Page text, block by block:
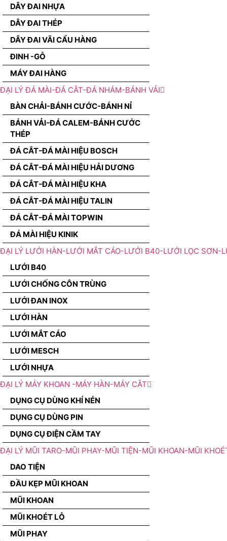
DÂY ĐAI NHỰA
DÂY ĐAI THÉP
DÂY ĐAI VÃI CẨU HÀNG
ĐINH -GỖ
MÁY ĐAI HÀNG
ĐẠI LÝ ĐÁ MÀI-ĐÁ CẮT-ĐÁ NHÁM-BÁNH VẢI
BÀN CHẢI-BÁNH CƯỚC-BÁNH NỈ
BÁNH VẢI-ĐÁ CALEM-BÁNH CƯỚC
THÉP
ĐÁ CẮT-ĐÁ MÀI HIỆU BOSCH
ĐÁ CẮT-ĐÁ MÀI HIỆU HẢI DƯƠNG
ĐÁ CẮT-ĐÁ MÀI HIỆU KHA
ĐÁ CẮT-ĐÁ MÀI HIỆU TALIN
ĐÁ CẮT-ĐÁ MÀI TOPWIN
ĐÁ MÀI HIỆU KINIK
ĐẠI LÝ LƯỚI HÀN-LƯỚI MẮT CÁO-LƯỚI B40-LƯỚI LỌC SƠN-
LƯỚI B40
LƯỚI CHỐNG CÔN TRÙNG
LƯỚI ĐAN INOX
LƯỚI HÀN
LƯỚI MẮT CÁO
LƯỚI MESCH
LƯỚI NHỰA
ĐẠI LÝ MÁY KHOAN -MÁY HÀN-MÁY CẮT
DỤNG CỤ DÙNG KHÍ NÉN
DỤNG CỤ DÙNG PIN
DỤNG CỤ ĐIỆN CẦM TAY
ĐẠI LÝ MŨI TARO-MŨI PHAY-MŨI TIỆN-MŨI KHOAN-MŨI
DAO TIỆN
ĐẦU KẸP MŨI KHOAN
MŨI KHOAN
MŨI KHOÉT LỖ
MŨI PHAY